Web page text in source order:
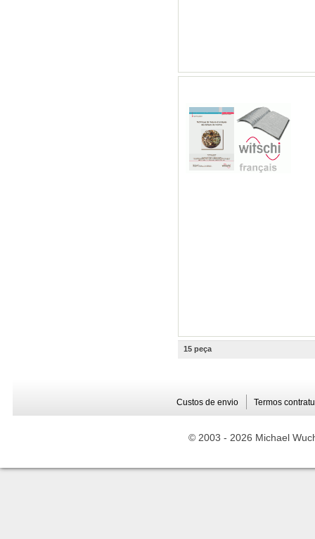
15 peça
Custos de envio Termos
© 2003 - 2026 Michael